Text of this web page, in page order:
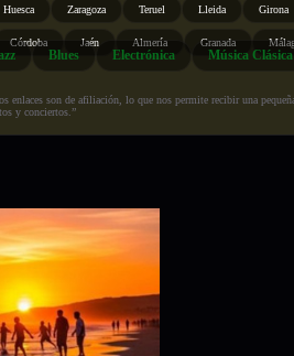
Huesca Zaragoza Teruel Lleida Girona
Córdoba Jaén Almería Granada
Blues Electrónica Música Clásica
son de afiliación, lo que nos permite recibir una
y conciertos.”